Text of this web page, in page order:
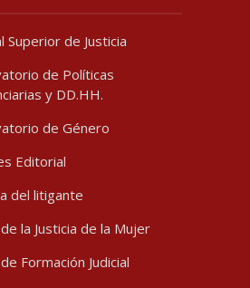
Superior de Justicia
de Políticas
y DD.HH.
de Género
Editorial
del litigante
la Justicia de la Mujer
Formación Judicial